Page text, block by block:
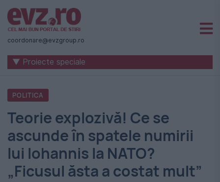
Știri
naționale
internaționale
România
Evenimentul
Zilei
coordonare@evzgroup.ro
▼ Proiecte speciale
POLITICA
Teorie explozivă! Ce se
ascunde în spatele numirii
lui Iohannis la NATO?
„Ficusul ăsta a costat mult”